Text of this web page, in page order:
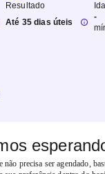
Resultado
Até 35 dias úteis
-
não precisa ser agendado,